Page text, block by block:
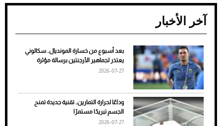
ضعف تبريد مكيف السيارة عند الوقوف.. أشهر
الأسباب والحلول
آخر الأخبار
بعد أسبوع من خسارة المونديال.. سكالوني
يعتذر لجماهير الأرجنتين برسالة مؤثرة
2026-07-27
وداعًا لحرارة التمارين.. تقنية جديدة تمنح
الجسم تبريدًا مستمرًا
2026-07-27